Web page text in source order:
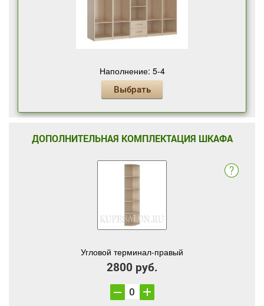
Наполнение: 5-4
Выбрать
ДОПОЛНИТЕЛЬНАЯ КОМПЛЕКТАЦИЯ ШКАФА
Угловой терминал-правый
2800 руб.